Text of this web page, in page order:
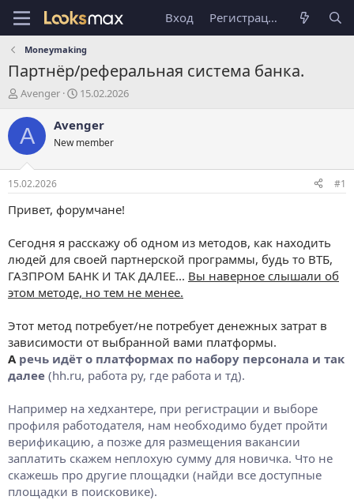
Вход Регистрация
Moneymaking
Партнёр/реферальная система банка.
А
т
о
т
е
м
ы
Avenger
Д
т
н
а
л
а
15.02.2026
A Avenger
New member
15.02.2026 #1
Привет, форумчане!
Сегодня я расскажу об одном из методов, как находить
людей для своей партнерской программы, будь то ВТБ,
ГАЗПРОМ БАНК И ТАК ДАЛЕЕ... Вы наверное слышали об
этом методе, но тем не менее.
Этот метод потребует/не потребует денежных затрат в
зависимости от выбранной вами платформы.
А речь идёт о платформах по набору персонала и так
далее (hh.ru, работа ру, где работа и тд).
Например на хедхантере, при регистрации и выборе
профиля работодателя, нам необходимо будет пройти
верификацию, а позже для размещения вакансии
заплатить скажем неплохую сумму для новичка. Что не
скажешь про другие площадки (найди все доступные
площадки в поисковике).